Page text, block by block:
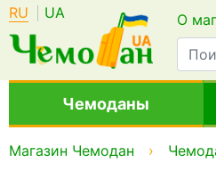
RU UA О
Чемоданы
Магазин Чемодан